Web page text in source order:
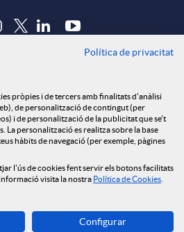
de cookies
Avís legal
Online
denúncies
la ara
Política de privacitat
pròpies i de tercers amb finalitats d'anàlisi
de personalització de contingut (per
i de personalització de la publicitat que se't
La personalització es realitza sobre la base
hàbits de navegació (per exemple, pàgines
l'ús de cookies fent servir els botons facilitats
informació visita la nostra Política de Cookies
Configurar